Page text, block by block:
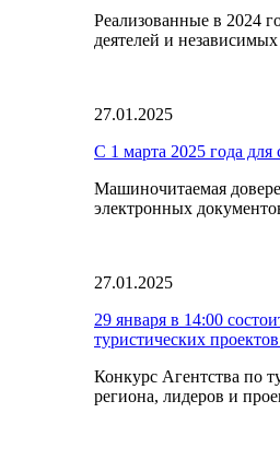
Реализованные в 2024
деятелей и
27.01.2025
С 1 марта 2025 года для
Машиночитаемая
электронных
27.01.2025
29 января в 14:00
туристических
Конкурс Агентства по
региона, лидеров и